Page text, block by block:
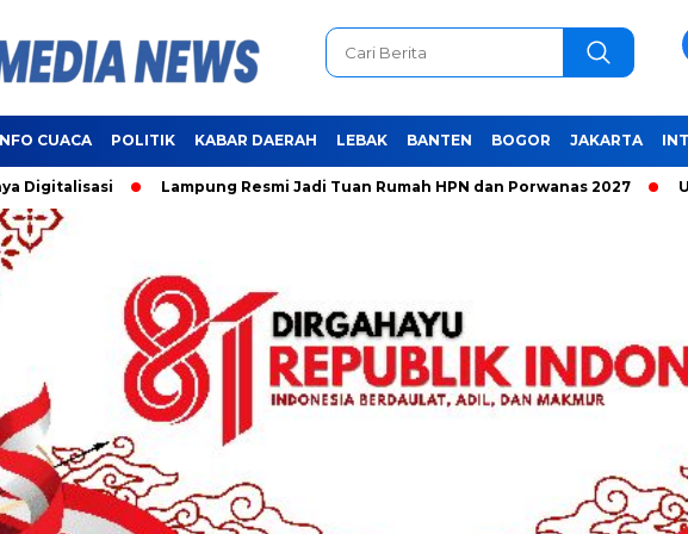
CUACA POLITIK KABAR DAERAH LEBAK BANTEN BOGOR JAKARTA
Lampung Resmi Jadi Tuan Rumah HPN dan Porwanas 2027 Unifying